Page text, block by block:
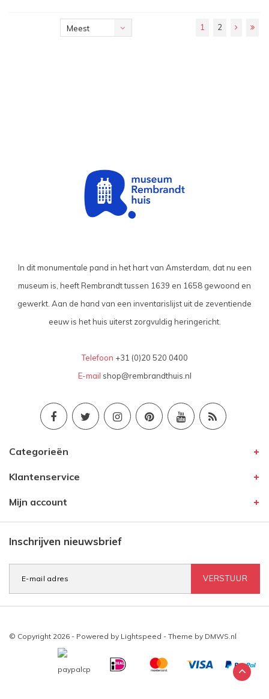
Meest
1 2
In dit monumentale pand in het hart van Amsterdam, dat nu een
museum is, heeft Rembrandt tussen 1639 en 1658 gewoond en
gewerkt. Aan de hand van een inventarislijst uit de zeventiende
eeuw is het huis uiterst zorgvuldig heringericht.
Telefoon +31 (0)20 520 0400
E-mail shop@rembrandthuis.nl
Categorieën
Klantenservice
Mijn account
Inschrijven nieuwsbrief
VERSTUUR
© Copyright 2026 - Powered by Lightspeed - Theme by DMWS.nl